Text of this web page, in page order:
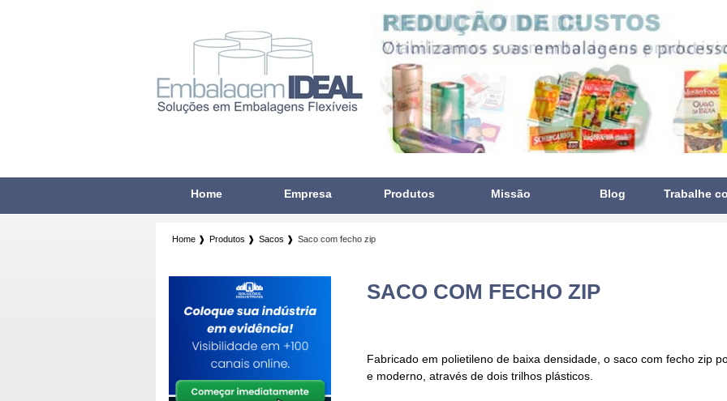
Home Empresa Produtos Missão Blog Trabalhe
Home ❱ Produtos ❱ Sacos ❱ Saco com fecho zip
SACO COM FECHO ZIP
Fabricado em polietileno de baixa densidade, o saco com fecho zip
e moderno, através de dois trilhos plásticos.